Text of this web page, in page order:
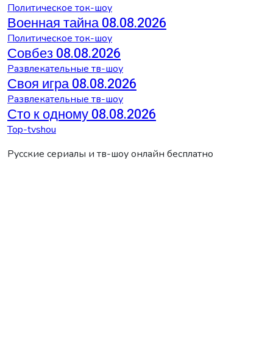
Политическое ток-шоу
Военная тайна 08.08.2026
Политическое ток-шоу
Совбез 08.08.2026
Развлекательные тв-шоу
Своя игра 08.08.2026
Развлекательные тв-шоу
Сто к одному 08.08.2026
Top-tvshou
Русские сериалы и тв-шоу онлайн бесплатно